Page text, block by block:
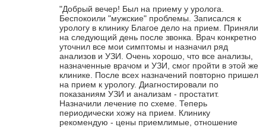
"Добрый вечер! Был на приему у уролога.
Беспокоили "мужские" проблемы. Записался к
урологу в клинику Благое дело на прием. Приняли
на следующий день после звонка. Врач конкретно
уточнил все мои симптомы и назначил ряд
анализов и УЗИ. Очень хорошо, что все анализы,
назначенные врачом и УЗИ, смог пройти в этой же
клинике. После всех назначений повторно пришел
на прием к урологу. Диагностировали по
показаниям УЗИ и анализам - простатит.
Назначили лечение по схеме. Теперь
периодически хожу на прием. Клинику
рекомендую - цены приемлимые, отношение